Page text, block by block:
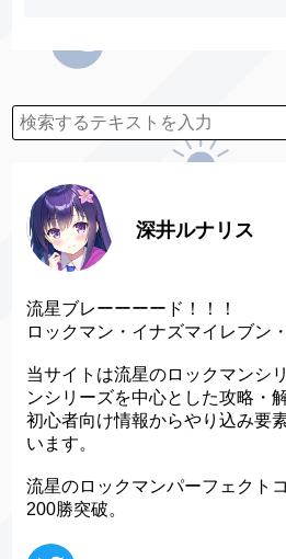
深井ルナリス
流星ブレーーーード！！！
ロックマン・イナズマイレブン
当サイトは流星のロックマンシ
ンシリーズを中心とした攻略・
初心者向け情報からやり込み要
います。
流星のロックマンパーフェクト
200勝突破。